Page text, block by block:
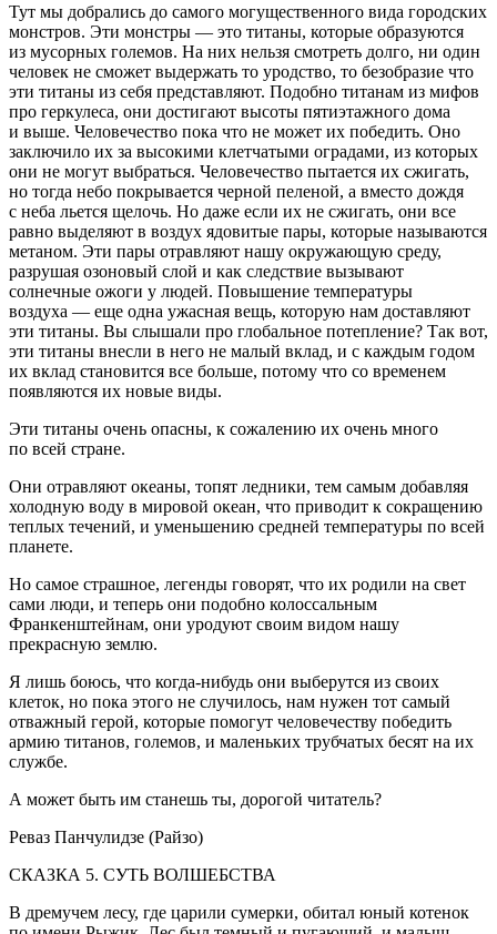
Тут мы добрались до самого могущественного вида городских
монстров. Эти монстры — это титаны, которые образуются
из мусорных големов. На них нельзя смотреть долго, ни один
человек не сможет выдержать то уродство, то безобразие что
эти титаны из себя представляют. Подобно титанам из мифов
про геркулеса, они достигают высоты пятиэтажного дома
и выше. Человечество пока что не может их победить. Оно
заключило их за высокими клетчатыми оградами, из которых
они не могут выбраться. Человечество пытается их сжигать,
но тогда небо покрывается черной пеленой, а вместо дождя
с неба льется щелочь. Но даже если их не сжигать, они все
равно выделяют в воздух ядовитые пары, которые называются
метаном. Эти пары отравляют нашу окружающую среду,
разрушая озоновый слой и как следствие вызывают
солнечные ожоги у людей. Повышение температуры
воздуха — еще одна ужасная вещь, которую нам доставляют
эти титаны. Вы слышали про глобальное потепление? Так вот,
эти титаны внесли в него не малый вклад, и с каждым годом
их вклад становится все больше, потому что со временем
появляются их новые виды.
Эти титаны очень опасны, к сожалению их очень много
по всей стране.
Они отравляют океаны, топят ледники, тем самым добавляя
холодную воду в мировой океан, что приводит к сокращению
теплых течений, и уменьшению средней температуры по всей
планете.
Но самое страшное, легенды говорят, что их родили на свет
сами люди, и теперь они подобно колоссальным
Франкенштейнам, они уродуют своим видом нашу
прекрасную землю.
Я лишь боюсь, что когда-нибудь они выберутся из своих
клеток, но пока этого не случилось, нам нужен тот самый
отважный герой, которые помогут человечеству победить
армию титанов, големов, и маленьких трубчатых бесят на их
службе.
А может быть им станешь ты, дорогой читатель?
Реваз Панчулидзе (Райзо)
СКАЗКА 5. СУТЬ ВОЛШЕБСТВА
В дремучем лесу, где царили сумерки, обитал юный котенок